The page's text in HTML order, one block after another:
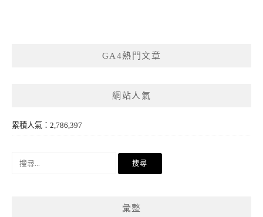
GA4熱門文章
網站人氣
累積人氣：2,786,397
彙整